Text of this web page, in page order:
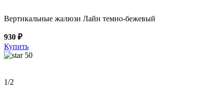
Вертикальные жалюзи Лайн темно-бежевый
930 ₽
Купить
50
1/2